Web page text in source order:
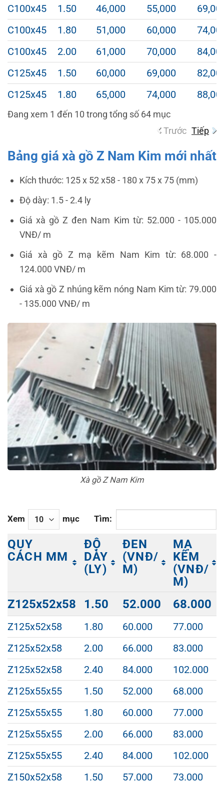
C100x45 1.50 46,000 55,000
C100x45
1.80 51,000 60,000
C100x45
2.00 61,000 70,000
C125x45
1.50 60,000 69,000
C125x45
1.80 65,000 74,000
Đang xem 1 đến 10 trong tổng số 64 mục
Trước Tiếp
Bảng giá xà gồ Z Nam Kim mới nhất
Kích thước: 125 x 52 x58 - 180 x 75x 75 (mm)
Độ dày: 1.5 - 2.4 ly
Giá xà gồ Z đen Nam Kim từ: 52.000 - 105.000
VNĐ/ m
Giá xà gồ Z mạ kẽm Nam Kim từ: 68.000 -
124.000 VNĐ/ m
Giá xà gồ Z nhúng kẽm nóng Nam Kim từ: 79.000
- 135.000 VNĐ/ m
Xà gồ Z Nam Kim
Xem mục Tìm:
QUY
CÁCH MM
ĐỘ
DÀY
(LY)
ĐEN
(VNĐ/
M)
MẠ
KẼM
(VNĐ/
M)
QUY
CÁCH MM
ĐỘ
DÀY
(LY)
ĐEN
(VNĐ/
M)
MẠ
KẼM
(VNĐ/
M)
Z125x52x58 1.50 52.000 68.000
Z125x52x58 1.80 60.000 77.000
Z125x52x58
2.00 66.000 83.000
Z125x52x58
2.40 84.000 102.000
Z125x55x55
1.50 52.000 68.000
Z125x55x55
1.80 60.000 77.000
Z125x55x55
2.00 66.000 83.000
Z125x55x55
2.40 84.000 102.000
Z150x52x58
1.50 57.000 73.000